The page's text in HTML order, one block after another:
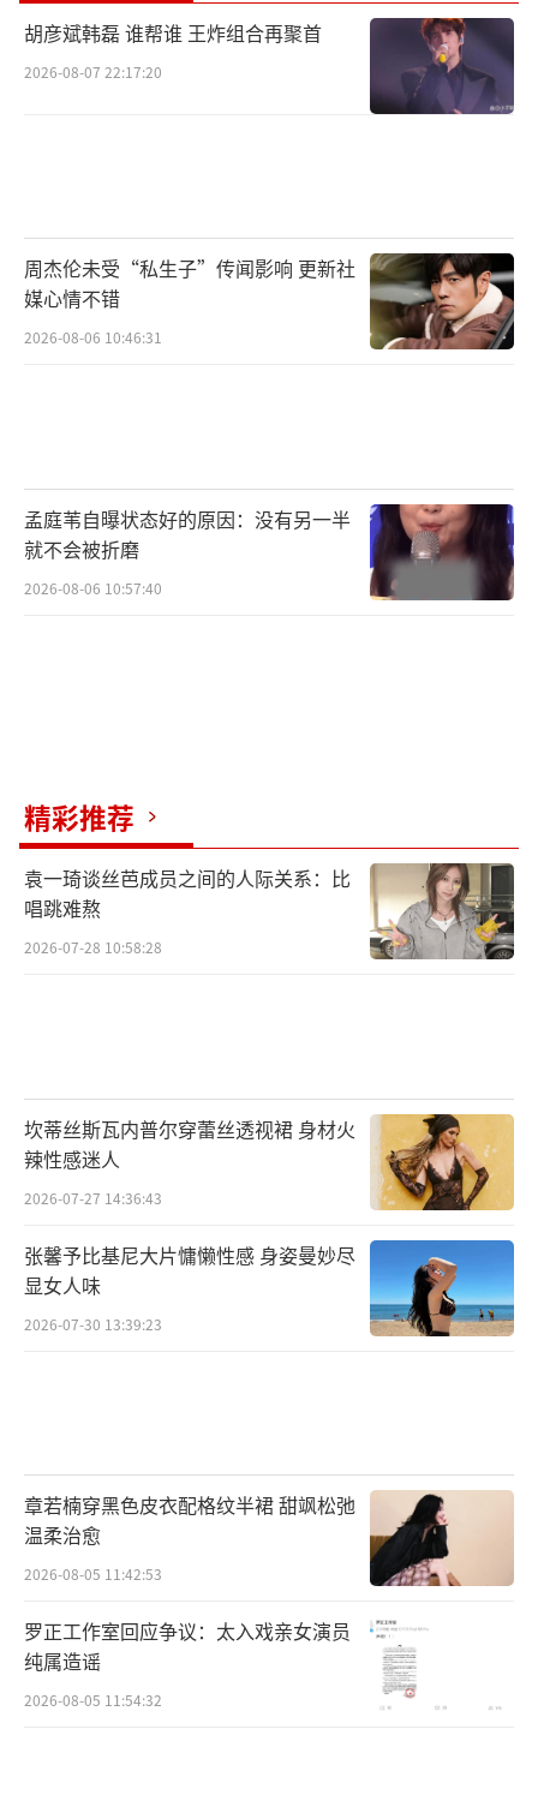
胡彦斌韩磊 谁帮谁 王炸组合再聚首
2026-08-07 22:17:20
周杰伦未受“私生子”传闻影响 更新社
媒心情不错
2026-08-06 10:46:31
孟庭苇自曝状态好的原因：没有另一半
就不会被折磨
2026-08-06 10:57:40
精彩推荐
袁一琦谈丝芭成员之间的人际关系：比
唱跳难熬
2026-07-28 10:58:28
坎蒂丝斯瓦内普尔穿蕾丝透视裙 身材火
辣性感迷人
2026-07-27 14:36:43
张馨予比基尼大片慵懒性感 身姿曼妙尽
显女人味
2026-07-30 13:39:23
章若楠穿黑色皮衣配格纹半裙 甜飒松弛
温柔治愈
2026-08-05 11:42:53
罗正工作室回应争议：太入戏亲女演员
纯属造谣
2026-08-05 11:54:32